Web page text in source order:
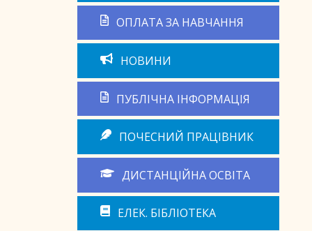
ОПЛАТА ЗА НАВЧАННЯ
НОВИНИ
ПУБЛІЧНА ІНФОРМАЦІЯ
ПОЧЕСНИЙ ПРАЦІВНИК
ДИСТАНЦІЙНА ОСВІТА
ЕЛЕК. БІБЛІОТЕКА